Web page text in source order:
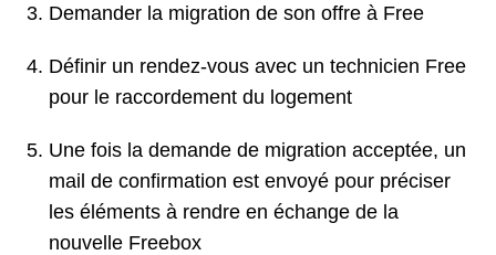
Demander la migration de son offre à Free
Définir un rendez-vous avec un technicien Free
pour le raccordement du logement
Une fois la demande de migration acceptée, un
mail de confirmation est envoyé pour préciser
les éléments à rendre en échange de la
nouvelle Freebox